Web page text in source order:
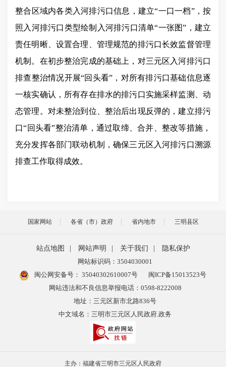
整合区域内各类入河排污口信息，建立“一口一档”，按
照入河排污口类型绘制入河排污口清单“一张图”，建立
责任明晰、设置合理、管理规范的排污口长效监督管理
机制。在初步整治完成的基础上，对三元区入河排污口
排查整治情况开展“回头看”，对所有排污口基础信息逐
一核实确认，所有存在排水的排污口实施采样监测、动
态管理。对未整治到位、整治后出现反弹的，建立排污
口“回头看”整治清单，通过取缔、合并、整改等措施，
充分发挥各部门联动机制，确保三元区入河排污口溯源
排查工作取得成效。
国家网站 各省（市）政府 省内地市 三明县区
站点地图 网站声明 关于我们
隐私保护
网站标识码：3504030001
闽公网安备号： 35040302610007号
闽ICP备15013523号
网站违法和不良信息举报电话：0598-8222008
地址：三元区新市北路836号
中文域名：三明市三元区人民政府.政务
主办：福建省三明市三元区人民政府